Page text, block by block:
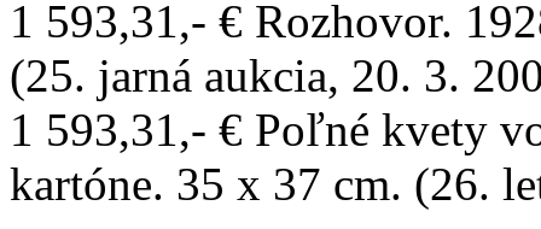
1 593,31,- € Rozhovor.
(25. jarná aukcia, 20. 3.
1 593,31,- € Poľné kvety
kartóne. 35 x 37 cm. (26.